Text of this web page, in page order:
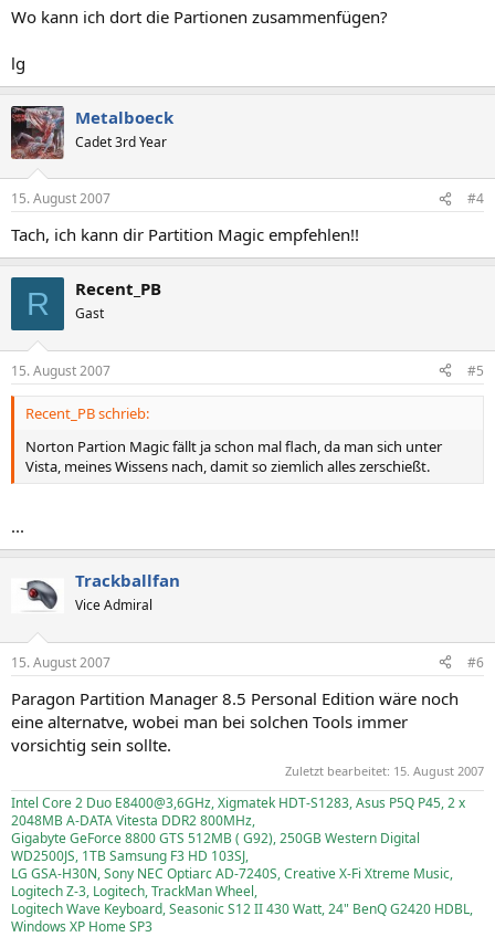
Wo kann ich dort die Partionen zusammenfügen?
lg
Metalboeck
Cadet 3rd Year
15. August 2007 #4
Tach, ich kann dir Partition Magic empfehlen!!
R Recent_PB
Gast
15. August 2007 #5
Recent_PB schrieb:
Norton Partion Magic fällt ja schon mal flach, da man sich unter
Vista, meines Wissens nach, damit so ziemlich alles zerschießt.
...
Trackballfan
Vice Admiral
15. August 2007 #6
Paragon Partition Manager 8.5 Personal Edition wäre noch
eine alternatve, wobei man bei solchen Tools immer
vorsichtig sein sollte.
Zuletzt bearbeitet: 15. August 2007
Intel Core 2 Duo E8400@3,6GHz, Xigmatek HDT-S1283, Asus P5Q P45, 2 x
2048MB A-DATA Vitesta DDR2 800MHz,
Gigabyte GeForce 8800 GTS 512MB ( G92), 250GB Western Digital
WD2500JS, 1TB Samsung F3 HD 103SJ,
LG GSA-H30N, Sony NEC Optiarc AD-7240S, Creative X-Fi Xtreme Music,
Logitech Z-3, Logitech, TrackMan Wheel,
Logitech Wave Keyboard, Seasonic S12 II 430 Watt, 24" BenQ G2420 HDBL,
Windows XP Home SP3